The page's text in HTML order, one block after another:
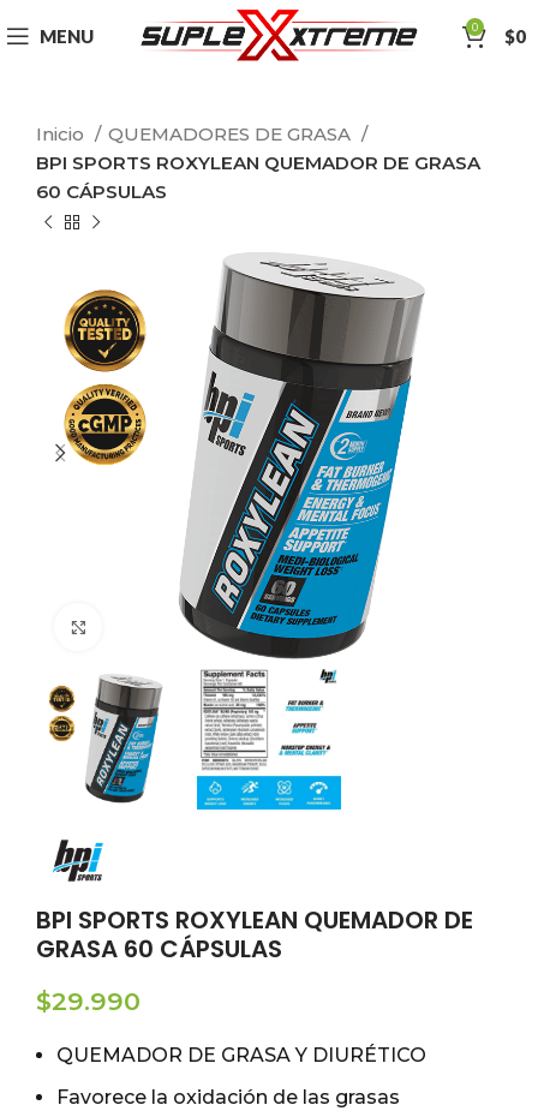
MENU 0 $0
Inicio
QUEMADORES DE GRASA
BPI SPORTS ROXYLEAN QUEMADOR DE GRASA
60 CÁPSULAS
Click to enlarge
BPI SPORTS ROXYLEAN QUEMADOR DE
GRASA 60 CÁPSULAS
$29.990
QUEMADOR DE GRASA Y DIURÉTICO
Favorece la oxidación de las grasas